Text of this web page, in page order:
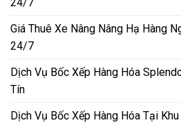
Giá Thuê Xe Nâng Nâng Hạ Hàng
24/7
Dịch Vụ Bốc Xếp Hàng Hóa
Tín
Dịch Vụ Bốc Xếp Hàng Hóa Tại